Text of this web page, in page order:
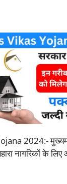
2024:-
नागरिकों के